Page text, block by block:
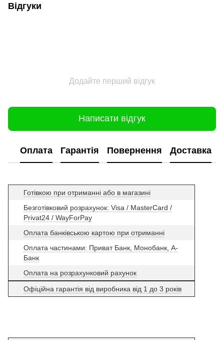
Відгуки
Додайте перший відгук
Написати відгук
Оплата Гарантія Повернення Доставка
Готівкою при отриманні або в магазині
Безготівковий розрахунок: Visa / MasterCard /
Privat24 / WayForPay
Оплата банківською картою при отриманні
Оплата частинами: Приват Банк, Монобанк, А-
Банк
Оплата на розрахунковий рахунок
Офіційна гарантія від виробника від 1 до 3 років